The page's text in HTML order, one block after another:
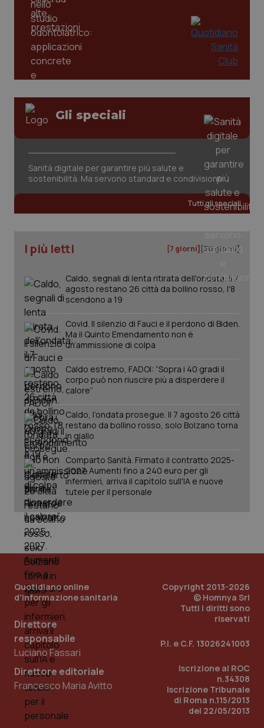
Gli speciali
Sanità digitale per garantire più salute e
sostenibilità. Ma servono standard e condivisione
Tutti gli speciali
I più letti [7 giorni] [30 giorni]
Caldo, segnali di lenta ritirata dell'ondata: il 7
agosto restano 26 città da bollino rosso, l'8
scendono a 19
Covid. Il silenzio di Fauci e il perdono di Biden.
Ma il Quinto Emendamento non è
un’ammissione di colpa
Caldo estremo, FADOI: “Sopra i 40 gradi il
corpo può non riuscire più a disperdere il
calore”
Caldo, l’ondata prosegue. Il 7 agosto 26 città
restano da bollino rosso, solo Bolzano torna
in giallo
Comparto Sanità. Firmato il contratto 2025-
2027. Aumenti fino a 240 euro per gli
infermieri, arriva il capitolo sull'IA e nuove
tutele per il personale
Quotidiano online
d'informazione sanitaria
Direttore
responsabile
Luciano Fassari
Direttore editoriale
Francesco Maria Avitto
Copyright 2013-2026
© Homnya Srl
Tutti i diritti sono
riservati
P.I. e C.F. 13026241003
Iscrizione al ROC
n.34308
Iscrizione Tribunale
di Roma n.115/2013
del 22/05/2013
tracking-sites-ironfish-
session-id
www.quotidianosanita.it
.quotidianosanita.it
PHPSESSID
www.quotidianosanita.it
_ga_KM60CM4NPH .quotidianosanita.it
1